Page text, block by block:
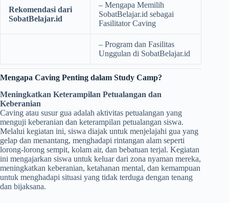
Rekomendasi dari
SobatBelajar.id
– Mengapa Memilih
SobatBelajar.id sebagai
Fasilitator Caving
– Program dan Fasilitas
Unggulan di SobatBelajar.id
Mengapa Caving Penting dalam Study Camp?
Meningkatkan Keterampilan Petualangan dan
Keberanian
Caving atau susur gua adalah aktivitas petualangan yang
menguji keberanian dan keterampilan petualangan siswa.
Melalui kegiatan ini, siswa diajak untuk menjelajahi gua yang
gelap dan menantang, menghadapi rintangan alam seperti
lorong-lorong sempit, kolam air, dan bebatuan terjal. Kegiatan
ini mengajarkan siswa untuk keluar dari zona nyaman mereka,
meningkatkan keberanian, ketahanan mental, dan kemampuan
untuk menghadapi situasi yang tidak terduga dengan tenang
dan bijaksana.